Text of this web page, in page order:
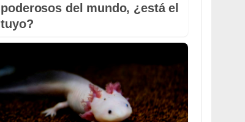
poderosos del mundo, ¿está el
tuyo?